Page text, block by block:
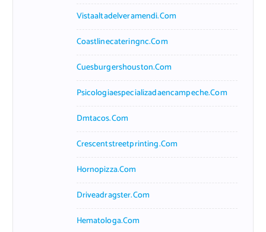
Vistaaltadelveramendi.com
Coastlinecateringnc.com
Cuesburgershouston.com
Psicologiaespecializadaencampeche.com
Dmtacos.com
Crescentstreetprinting.com
Hornopizza.com
Driveadragster.com
Hematologa.com